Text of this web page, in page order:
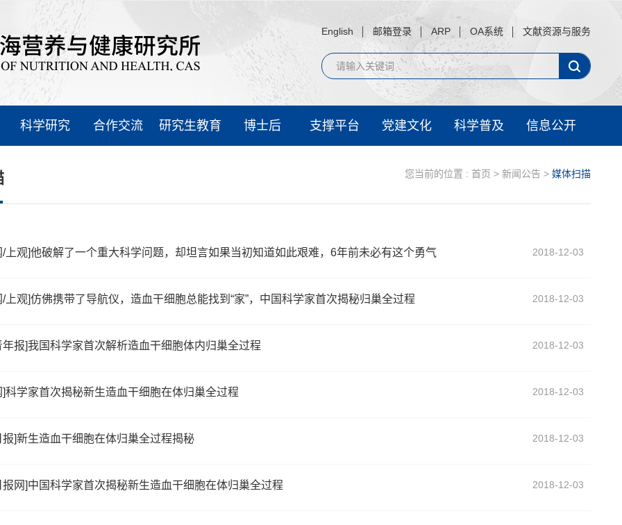
English 邮箱登录 ARP OA系统 文献资源与服务
科学研究 合作交流 研究生教育 博士后 支撑平台 党建文化 科学普及 信息公开
您当前的位置 : 首页 > 新闻公告 > 媒体扫描
/上观]他破解了一个重大科学问题，却坦言如果当初知道如此艰难，6年前未必有这个勇气 2018-12-03
/上观]仿佛携带了导航仪，造血干细胞总能找到“家”，中国科学家首次揭秘归巢全过程 2018-12-03
年报]我国科学家首次解析造血干细胞体内归巢全过程 2018-12-03
]科学家首次揭秘新生造血干细胞在体归巢全过程 2018-12-03
报]新生造血干细胞在体归巢全过程揭秘 2018-12-03
报网]中国科学家首次揭秘新生造血干细胞在体归巢全过程 2018-12-03